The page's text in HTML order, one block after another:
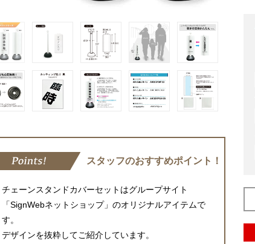
スタッフのおすすめポイント！
チェーンスタンドカバーセットはグループサイト
「SignWebネットショップ」のオリジナルアイテムで
す。
デザインを抜粋してご紹介しています。